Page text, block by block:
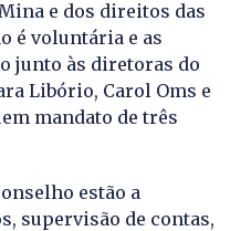
e dos direitos das
é voluntária e as
junto às diretoras do
Libório, Carol Oms e
mandato de três
estão a
supervisão de contas,